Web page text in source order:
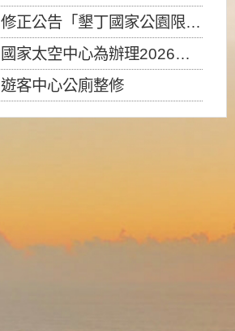
修正公告「墾丁國家公園限制水域遊憩活動之種類、範圍、時間及行為」，自即日生效。
國家太空中心為辦理2026台灣盃火箭競賽，陸、海、空域警戒及協調相關事宜，因颱風備案事宜
遊客中心公廁整修